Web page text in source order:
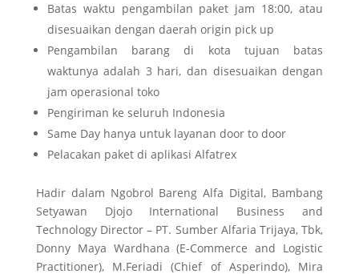
Batas waktu pengambilan paket jam 18:00, atau
disesuaikan dengan daerah origin pick up
Pengambilan barang di kota tujuan batas
waktunya adalah 3 hari, dan disesuaikan dengan
jam operasional toko
Pengiriman ke seluruh Indonesia
Same Day hanya untuk layanan door to door
Pelacakan paket di aplikasi Alfatrex
Hadir dalam Ngobrol Bareng Alfa Digital, Bambang
Setyawan Djojo ‎International Business and
Technology Director – ‎PT. Sumber Alfaria Trijaya, Tbk,
Donny Maya Wardhana (E-Commerce and Logistic
Practitioner), M.Feriadi (Chief of Asperindo), Mira